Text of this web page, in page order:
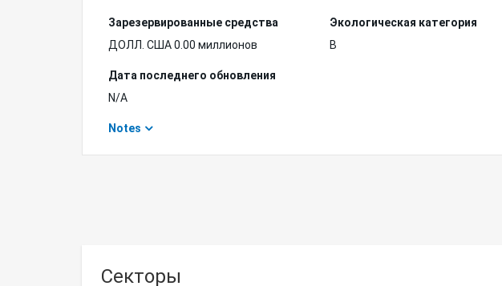
Зарезервированные средства
ДОЛЛ. США 0.00 миллионов
Экологическая категория
B
Дата последнего обновления
N/A
Notes
Секторы